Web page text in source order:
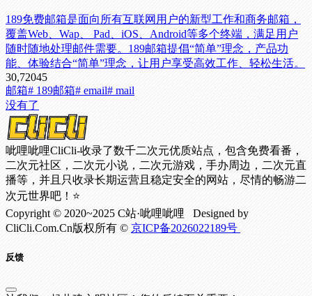
189免费邮箱是面向所有互联网用户的新型工作和商务邮箱，
覆盖Web、Wap、 Pad、iOS、Android等多个终端，满足用户
随时随地处理邮件需要。189邮箱提倡“简单”理念，产品功
能、体验结合“简单”理念，让用户享受高效工作、轻松生活。
30,72045
邮箱# 189邮箱# email# mail
没有了
呲哩呲哩CliCli-收录了数千二次元优质站点，包含免费看番，
二次元社区，二次元小说，二次元游戏，手办周边，二次元直
播等，并且只收录长期运营且稳定安全的网站，尽情的畅游二
次元世界吧！⭐
Copyright © 2020~2025 C站·呲哩呲哩 Designed by
CliCli.Com.Cn版权所有 © 京ICP备2026022189号
反馈